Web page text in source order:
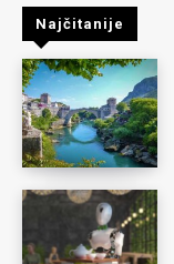
Najčitanije